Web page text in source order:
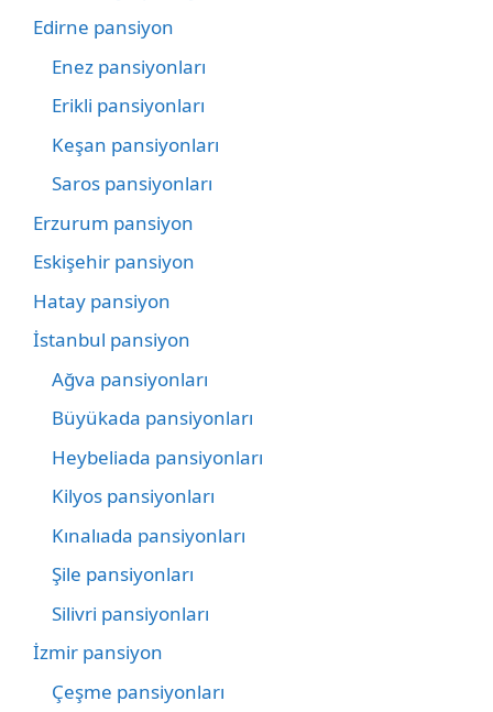
Edirne pansiyon
Enez pansiyonları
Erikli pansiyonları
Keşan pansiyonları
Saros pansiyonları
Erzurum pansiyon
Eskişehir pansiyon
Hatay pansiyon
İstanbul pansiyon
Ağva pansiyonları
Büyükada pansiyonları
Heybeliada pansiyonları
Kilyos pansiyonları
Kınalıada pansiyonları
Şile pansiyonları
Silivri pansiyonları
İzmir pansiyon
Çeşme pansiyonları